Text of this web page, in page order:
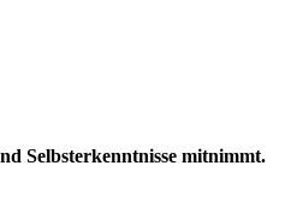
Selbsterkenntnisse mitnimmt.